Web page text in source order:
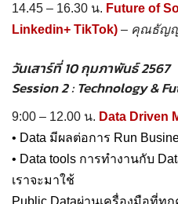
14.45 – 16.30 น. Future of
Linkedin+ TikTok) – คุณธัญ
วันเสาร์ที่ 10 กุมภาพันธ์ 2567
Session 2 : Technology &
9:00 – 12.00 น. Data Driven
• Data มีผลต่อการ Run
• Data tools การทำงานกับ
เราจะมาใช้
Public Dataผ่านเครื่องมือที่ทุ